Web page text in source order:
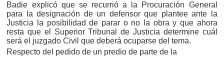
Badie explicó que se recurrió a la Procuración General
para la designación de un defensor que plantee ante la
Justicia la posibilidad de parar o no la obra y que ahora
resta que el Superior Tribunal de Justicia determine cuál
será el juzgado Civil que deberá ocuparse del tema.
Respecto del pedido de un predio de parte de la